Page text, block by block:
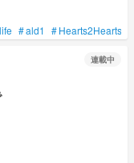
#ald1 #Hearts2Hearts
連載中